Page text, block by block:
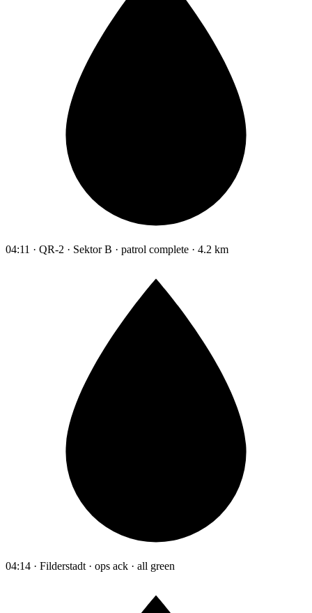
04:11 · QR-2 · Sektor B · patrol complete · 4.2 km
04:14 · Filderstadt · ops ack · all green